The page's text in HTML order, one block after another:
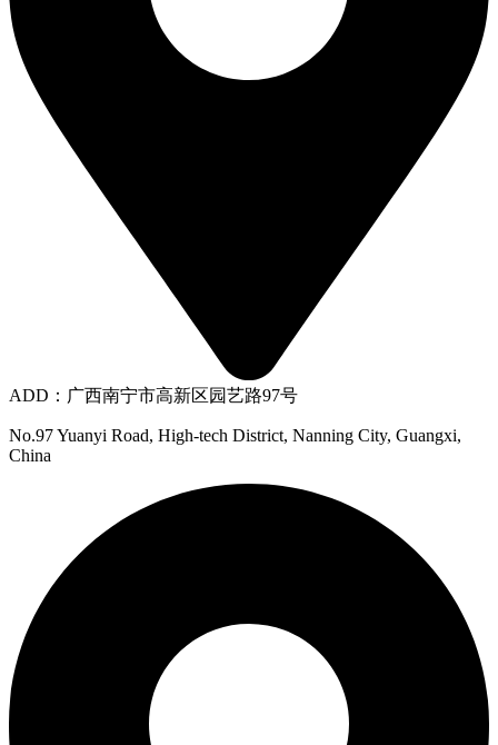
ADD：广西南宁市高新区园艺路97号
No.97 Yuanyi Road, High-tech District, Nanning City, Guangxi,
China